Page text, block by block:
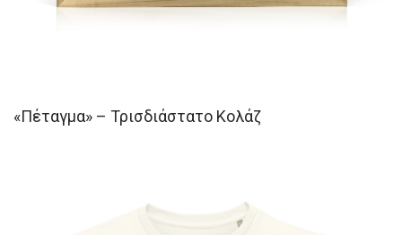
«Πέταγμα» – Τρισδιάστατο Κολάζ